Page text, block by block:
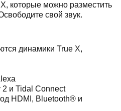
которые можно разместить
свой звук.
динамики True X,
и Tidal Connect
HDMI, Bluetooth® и